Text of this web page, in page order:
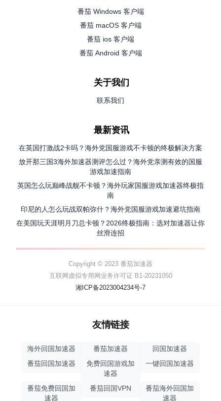
番茄 Windows 客户端
番茄 macOS 客户端
番茄 ios 客户端
番茄 Android 客户端
关于我们
联系我们
最新资讯
在英国打激战2卡吗？海外党国服游戏不卡顿的终极解决方案
放开那三国3海外加速器测评怎么过？海外党亲测有效的国服
游戏加速指南
英国怎么玩巅峰战舰不卡顿？海外玩家国服游戏加速器终极指
南
印尼的人怎么玩战双帕弥什？海外党国服游戏加速避坑指南
在美国玩天涯明月刀总卡顿？2026终极指南：选对加速器让你
丝滑连招
Copyright © 2023 番茄加速器
互联网虚拟专用网业务许可证 B1-20231050
湘ICP备2023004234号-7
友情链接
海外回国加速器 番茄加速器
回国加速器
番茄回国加速器
免费回国游戏加
速器
一键回国加速器
番茄免费回国加
速器
番茄回国VPN
番茄海外回国加
速器